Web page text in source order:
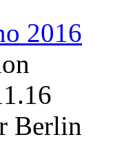
2016
Berlin